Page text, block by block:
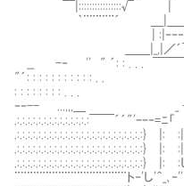
￣|::::::::::::::::√ | | |
｀¨¨¨¨¨´ ＿|＿＿＿
| :|‐‐‐‐‐‐‐‐‐‐‐‐‐‐
＿＿|_,|／´￣￣￣￣
__ -‐ '' " ´: : . . . ￣￣￣
"´: : : : : : : : : : : . . ＞
: : : : : : : : . . . _ -=T´
‐‐-- ...,,,＿ _ -=T´ :| |__ノ
.:.:.:.:.:.:.:.:.:.:.:.:.:.:￣￣´´"'ｰｰ‐=
¨¨¨¨¨¨¨¨¨¨¨¨¨¨¨¨¨¨ト‐'し'